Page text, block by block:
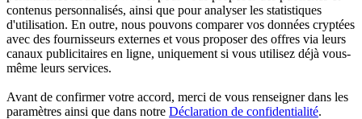
contenus personnalisés, ainsi que pour analyser les statistiques
d'utilisation. En outre, nous pouvons comparer vos données cryptées
avec des fournisseurs externes et vous proposer des offres via leurs
canaux publicitaires en ligne, uniquement si vous utilisez déjà vous-
même leurs services.
Avant de confirmer votre accord, merci de vous renseigner dans les
paramètres ainsi que dans notre Déclaration de confidentialité.